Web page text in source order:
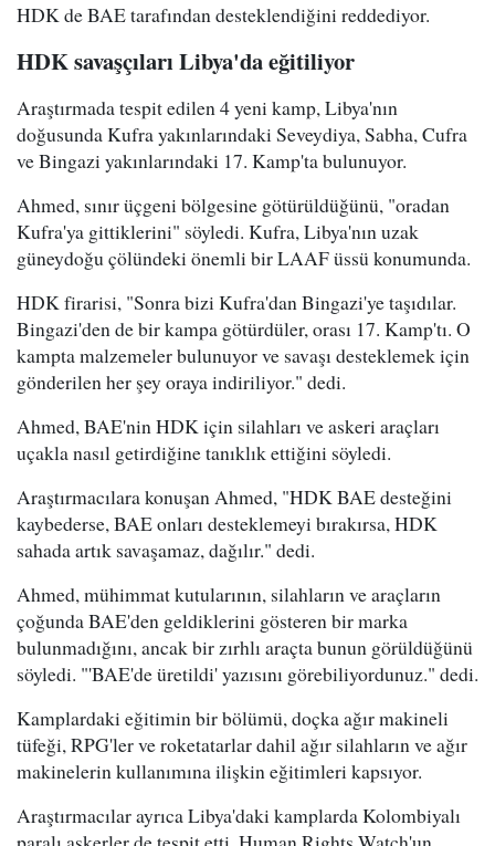
HDK de BAE tarafından desteklendiğini reddediyor.
HDK savaşçıları Libya'da eğitiliyor
Araştırmada tespit edilen 4 yeni kamp, Libya'nın
doğusunda Kufra yakınlarındaki Seveydiya, Sabha, Cufra
ve Bingazi yakınlarındaki 17. Kamp'ta bulunuyor.
Ahmed, sınır üçgeni bölgesine götürüldüğünü, "oradan
Kufra'ya gittiklerini" söyledi. Kufra, Libya'nın uzak
güneydoğu çölündeki önemli bir LAAF üssü konumunda.
HDK firarisi, "Sonra bizi Kufra'dan Bingazi'ye taşıdılar.
Bingazi'den de bir kampa götürdüler, orası 17. Kamp'tı. O
kampta malzemeler bulunuyor ve savaşı desteklemek için
gönderilen her şey oraya indiriliyor." dedi.
Ahmed, BAE'nin HDK için silahları ve askeri araçları
uçakla nasıl getirdiğine tanıklık ettiğini söyledi.
Araştırmacılara konuşan Ahmed, "HDK BAE desteğini
kaybederse, BAE onları desteklemeyi bırakırsa, HDK
sahada artık savaşamaz, dağılır." dedi.
Ahmed, mühimmat kutularının, silahların ve araçların
çoğunda BAE'den geldiklerini gösteren bir marka
bulunmadığını, ancak bir zırhlı araçta bunun görüldüğünü
söyledi. "'BAE'de üretildi' yazısını görebiliyordunuz." dedi.
Kamplardaki eğitimin bir bölümü, doçka ağır makineli
tüfeği, RPG'ler ve roketatarlar dahil ağır silahların ve ağır
makinelerin kullanımına ilişkin eğitimleri kapsıyor.
Araştırmacılar ayrıca Libya'daki kamplarda Kolombiyalı